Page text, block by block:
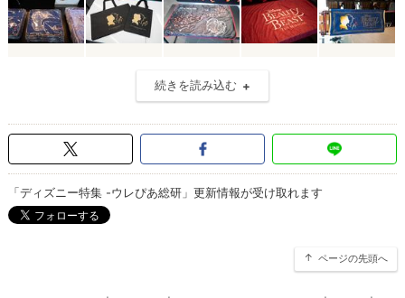
続きを読み込む
「ディズニー特集 -ウレぴあ総研」更新情報が受け取れます
ページの先頭へ